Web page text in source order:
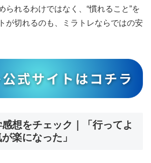
られるわけではなく、“慣れること”を
が切れるのも、ミラトレならではの安
想をチェック｜「行ってよ
楽になった」